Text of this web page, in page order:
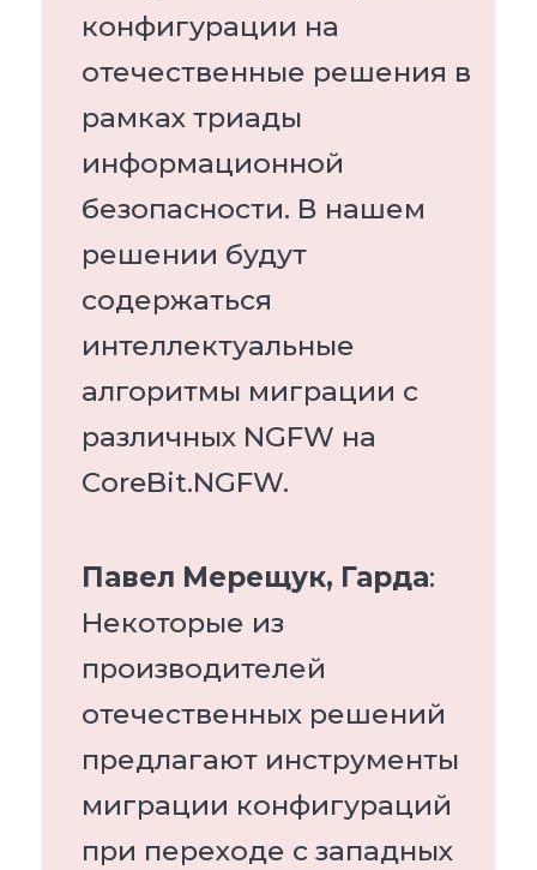
конфигурации на
отечественные решения в
рамках триады
информационной
безопасности. В нашем
решении будут
содержаться
интеллектуальные
алгоритмы миграции с
различных NGFW на
CoreBit.NGFW.
Павел Мерещук, Гарда:
Некоторые из
производителей
отечественных решений
предлагают инструменты
миграции конфигураций
при переходе с западных